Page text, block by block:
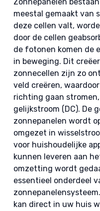
meestal gemaakt van
deze cellen valt,
door de cellen
de fotonen komen de
in beweging. Dit
zonnecellen zijn zo
veld creëren,
richting gaan
gelijkstroom (DC). De
zonnepanelen wordt
omgezet in
voor huishoudelijke
kunnen leveren aan
omzetting wordt
essentieel onderdeel
kan direct in uw huis